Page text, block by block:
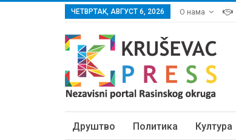
ЧЕТВРТАК, АВГУСТ 6, 2026 О нама
Друштво Политика Култура